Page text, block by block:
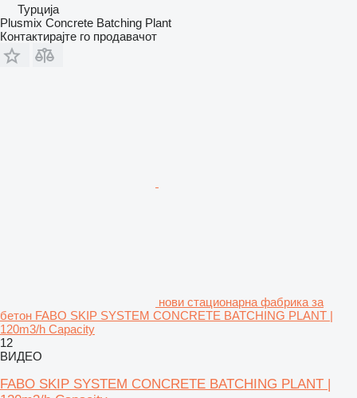
Турција
Plusmix Concrete Batching Plant
Контактирајте го продавачот
нови стационарна фабрика за
бетон FABO SKIP SYSTEM CONCRETE BATCHING PLANT |
120m3/h Capacity
12
ВИДЕО
FABO SKIP SYSTEM CONCRETE BATCHING PLANT |